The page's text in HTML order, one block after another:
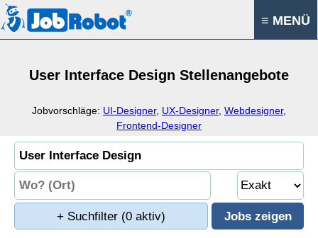
≡ MENÜ
User Interface Design Stellenangebote
Jobvorschläge: UI-Designer, UX-Designer, Webdesigner,
Frontend-Designer
+ Suchfilter (0 aktiv)